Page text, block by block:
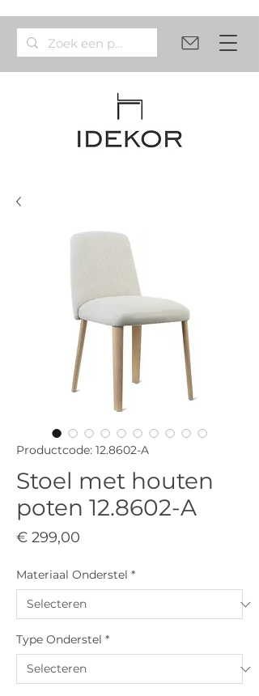
Productcode: 12.8602-A
Stoel met houten
poten 12.8602-A
€ 299,00
Materiaal Onderstel *
Type Onderstel *